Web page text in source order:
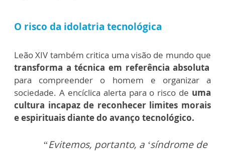
O risco da idolatria tecnológica
Leão XIV também critica uma visão de mundo que
transforma a técnica em referência absoluta
para compreender o homem e organizar a
sociedade. A encíclica alerta para o risco de uma
cultura incapaz de reconhecer limites morais
e espirituais diante do avanço tecnológico.
“Evitemos, portanto, a ‘síndrome de